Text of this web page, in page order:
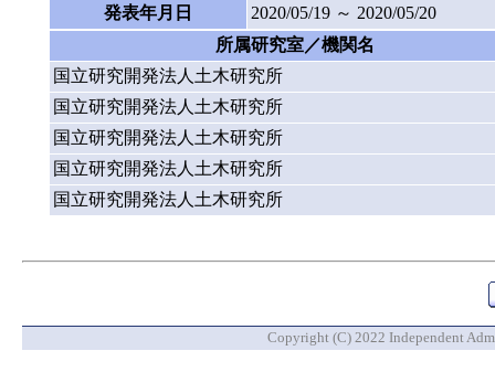
発表年月日
2020/05/19 ～ 2020/05/20
所属研究室／機関名
国立研究開発法人土木研究所
国立研究開発法人土木研究所
国立研究開発法人土木研究所
国立研究開発法人土木研究所
国立研究開発法人土木研究所
Copyright (C) 2022 Independent